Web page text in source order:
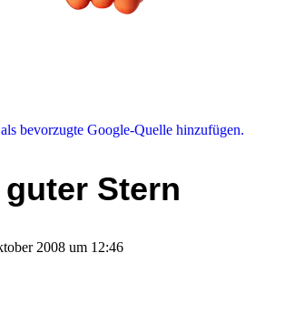
bevorzugte Google-Quelle hinzufügen.
Stern
2008 um 12:46